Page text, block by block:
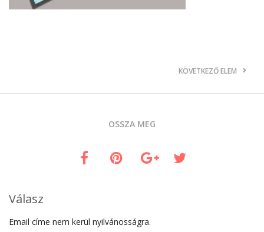
KÖVETKEZŐ ELEM
OSSZA MEG
Válasz
Email címe nem kerül nyilvánosságra.